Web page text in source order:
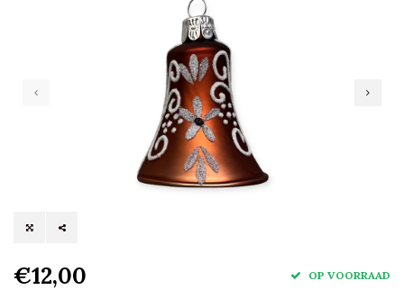
€12,00 OP VOORRAAD